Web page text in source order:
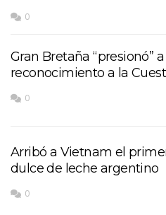
0
Gran Bretaña “presionó”
reconocimiento a la
0
Arribó a Vietnam el
dulce de leche argentino
0